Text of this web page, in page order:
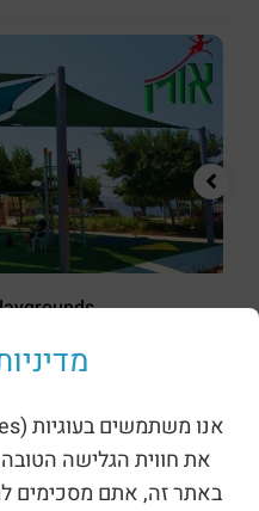
את חווית הגלישה
באתר זה, אתם מסכימים